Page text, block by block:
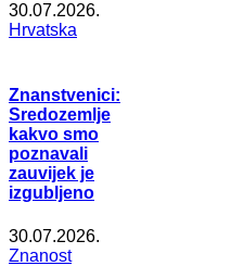
30.07.2026.
Hrvatska
Znanstvenici:
Sredozemlje
kakvo smo
poznavali
zauvijek je
izgubljeno
30.07.2026.
Znanost